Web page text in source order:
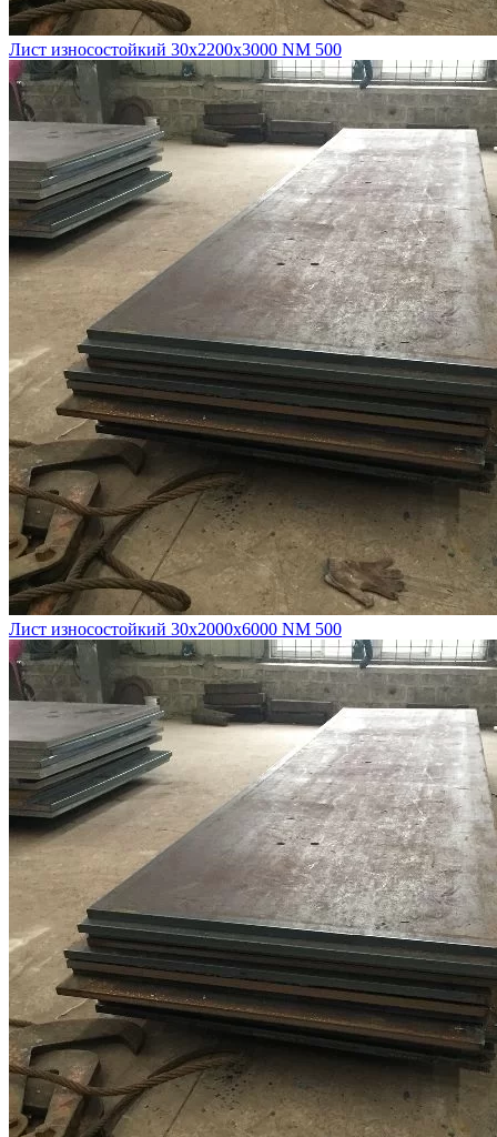
Лист износостойкий 30х2200х3000 NM 500
Лист износостойкий 30х2000х6000 NM 500